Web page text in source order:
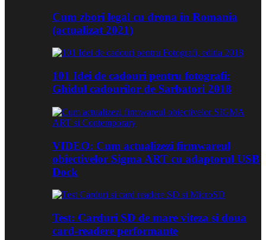
Cum zbori legal cu drona in Romania
(actualizat 2021)
101 Idei de cadouri pentru fotografi:
Ghidul cadourilor de Sarbatori 2018
VIDEO: Cum actualizezi firmwareul
obiectivelor Sigma ART cu adaptorul USB
Dock
Test: Carduri SD de mare viteza si doua
card-readere performante